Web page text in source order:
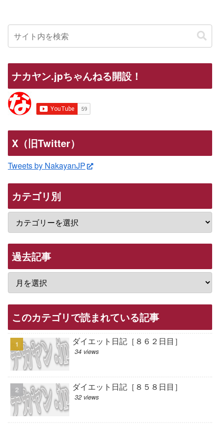
ナカヤン.jpちゃんねる開設！
X（旧Twitter）
Tweets by NakayanJP
カテゴリ別
過去記事
このカテゴリで読まれている記事
ダイエット日記［８６２日目］
34 views
ダイエット日記［８５８日目］
32 views